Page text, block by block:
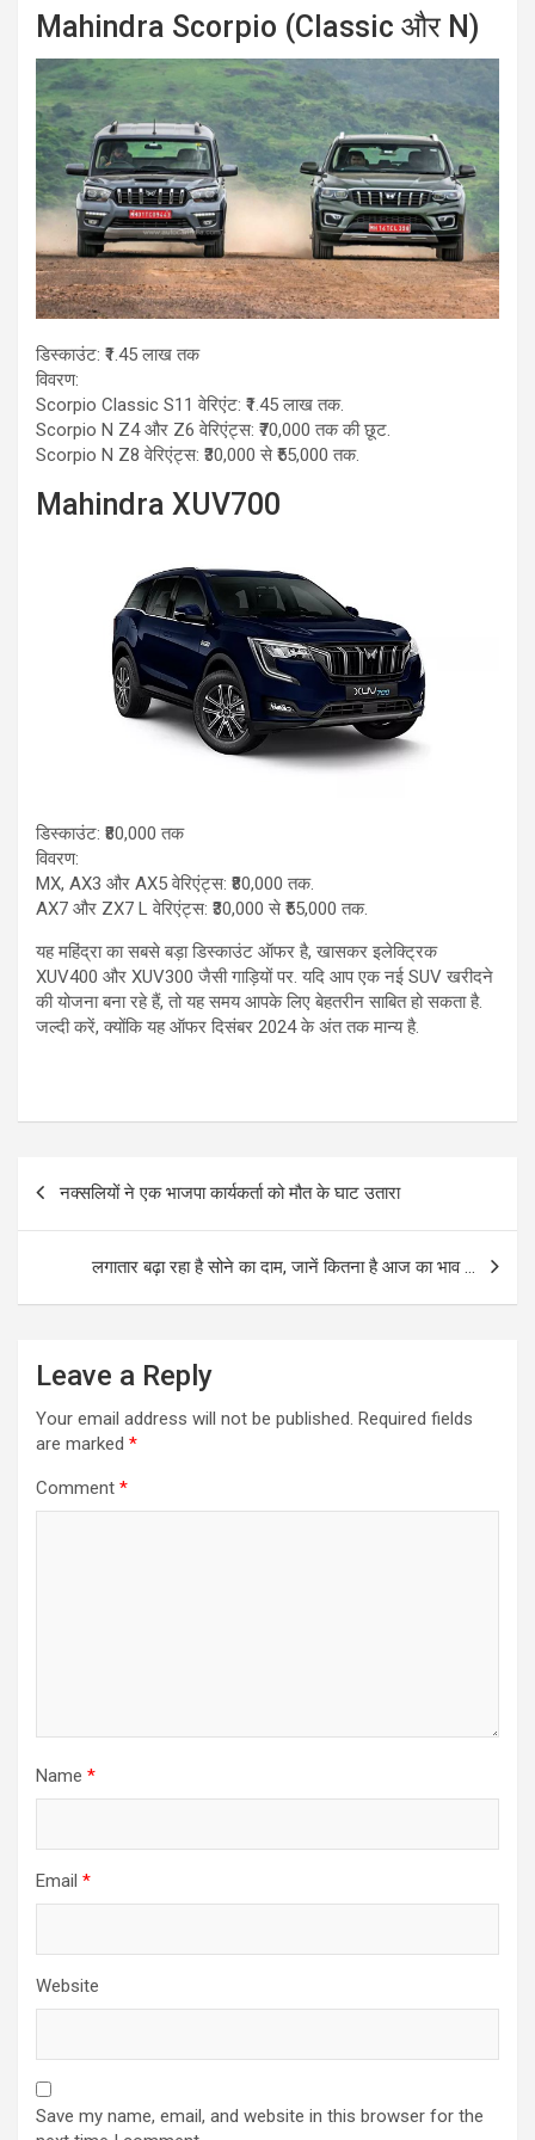
Mahindra Scorpio (Classic और N)
डिस्काउंट: ₹1.45 लाख तक
विवरण:
Scorpio Classic S11 वेरिएंट: ₹1.45 लाख तक.
Scorpio N Z4 और Z6 वेरिएंट्स: ₹70,000 तक की छूट.
Scorpio N Z8 वेरिएंट्स: ₹30,000 से ₹55,000 तक.
Mahindra XUV700
डिस्काउंट: ₹80,000 तक
विवरण:
MX, AX3 और AX5 वेरिएंट्स: ₹80,000 तक.
AX7 और ZX7 L वेरिएंट्स: ₹30,000 से ₹55,000 तक.
यह महिंद्रा का सबसे बड़ा डिस्काउंट ऑफर है, खासकर इलेक्ट्रिक
XUV400 और XUV300 जैसी गाड़ियों पर. यदि आप एक नई SUV खरीदने
की योजना बना रहे हैं, तो यह समय आपके लिए बेहतरीन साबित हो सकता है.
जल्दी करें, क्योंकि यह ऑफर दिसंबर 2024 के अंत तक मान्य है.
navigation
नक्सलियों ने एक भाजपा कार्यकर्ता को मौत के घाट उतारा
लगातार बढ़ा रहा है सोने का दाम, जानें कितना है आज का भाव …
Leave a Reply
Your email address will not be published. Required fields
are marked *
Comment *
Name *
Email *
Website
Save my name, email, and website in this browser for the